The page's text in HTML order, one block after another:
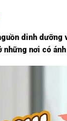
dinh dưỡng
nơi có